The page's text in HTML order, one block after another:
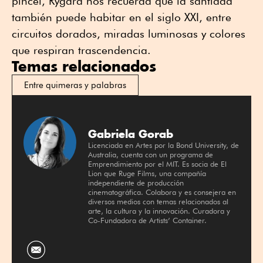
también puede habitar en el siglo XXI, entre
circuitos dorados, miradas luminosas y colores
que respiran trascendencia.
Temas relacionados
Entre quimeras y palabras
Gabriela Gorab
Licenciada en Artes por la Bond University, de
Australia, cuenta con un programa de
Emprendimiento por el MIT. Es socia de El
Lion que Ruge Films, una compañía
independiente de producción
cinematográfica. Colabora y es consejera en
diversos medios con temas relacionados al
arte, la cultura y la innovación. Curadora y
Co-Fundadora de Artists’ Container.